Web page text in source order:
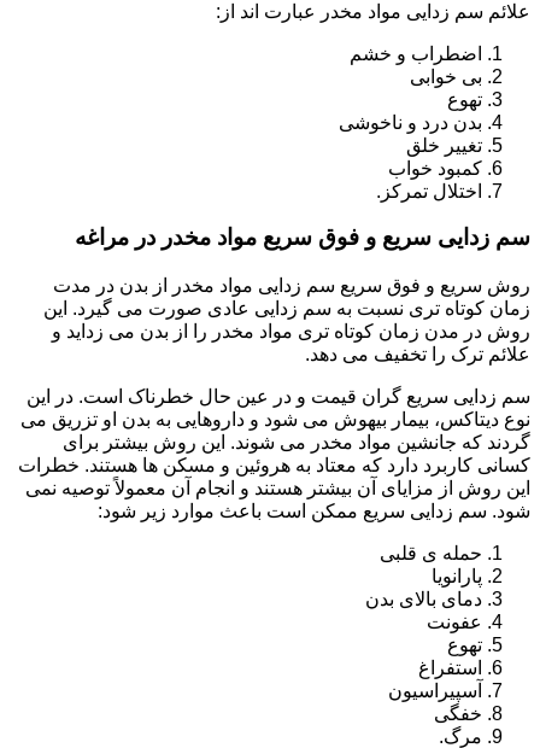
علائم سم زدایی مواد مخدر عبارت اند از:
اضطراب و خشم
بی خوابی
تهوع
بدن درد و ناخوشی
تغییر خلق
کمبود خواب
اختلال تمرکز.
سم زدایی سریع و فوق سریع مواد مخدر در مراغه
روش سریع و فوق سریع سم زدایی مواد مخدر از بدن در مدت
زمان کوتاه تری نسبت به سم زدایی عادی صورت می گیرد. این
روش در مدن زمان کوتاه تری مواد مخدر را از بدن می زداید و
علائم ترک را تخفیف می دهد.
سم زدایی سریع گران قیمت و در عین حال خطرناک است. در این
نوع دیتاکس، بیمار بیهوش می شود و داروهایی به بدن او تزریق می
گردند که جانشین مواد مخدر می شوند. این روش بیشتر برای
کسانی کاربرد دارد که معتاد به هروئین و مسکن ها هستند. خطرات
این روش از مزایای آن بیشتر هستند و انجام آن معمولاً توصیه نمی
شود. سم زدایی سریع ممکن است باعث موارد زیر شود:
حمله ی قلبی
پارانویا
دمای بالای بدن
عفونت
تهوع
استفراغ
آسپیراسیون
خفگی
مرگ.